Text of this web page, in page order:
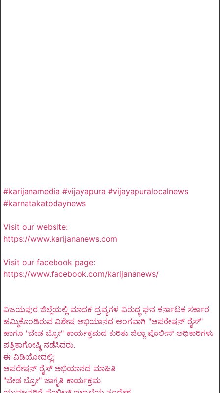
#karijanamedia #vijayapura #vijayapuralocalnews
#karnatakatodaynews
Visit our website:
https://www.karijananews.com
Visit our facebook page:
https://www.facebook.com/karijananews/
ವಿಜಯಪುರ ಜಿಲ್ಲೆಯಲ್ಲಿ ಮಾದಕ ದ್ರವ್ಯಗಳ ವಿರುದ್ಧ ಘನ ಕರ್ನಾಟಕ ಸರ್ಕಾರ
ಹಮ್ಮಿಕೊಂಡಿರುವ ವಿಶೇಷ ಅಭಿಯಾನದ ಅಂಗವಾಗಿ "ಆಪರೇಷನ್ ರೈಸ್"
ಹಾಗೂ "ಬೇಡ ಬ್ರೋ" ಕಾರ್ಯಕ್ರಮದ ಕುರಿತು ಜಿಲ್ಲಾ ಪೊಲೀಸ್ ಅಧಿಕಾರಿಗಳು
ಪತ್ರಿಕಾಗೋಷ್ಠಿ ನಡೆಸಿದರು.
ಈ ವಿಡಿಯೋದಲ್ಲಿ:
ಆಪರೇಷನ್ ರೈಸ್ ಅಭಿಯಾನದ ಮಾಹಿತಿ
"ಬೇಡ ಬ್ರೋ" ಜಾಗೃತಿ ಕಾರ್ಯಕ್ರಮ